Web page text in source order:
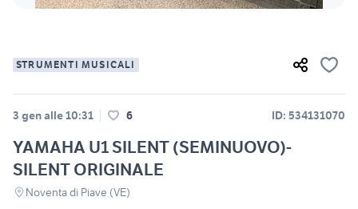
STRUMENTI MUSICALI
3 gen alle 10:31 6 ID: 534131070
YAMAHA U1 SILENT (SEMINUOVO)-
SILENT ORIGINALE
Noventa di Piave (VE)